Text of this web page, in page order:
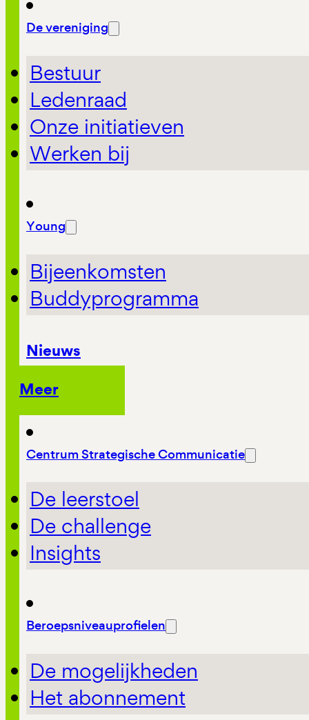
De vereniging
Bestuur
Ledenraad
Onze initiatieven
Werken bij
Young
Bijeenkomsten
Buddyprogramma
Nieuws
Meer
Centrum Strategische Communicatie
De leerstoel
De challenge
Insights
Beroepsniveauprofielen
De mogelijkheden
Het abonnement